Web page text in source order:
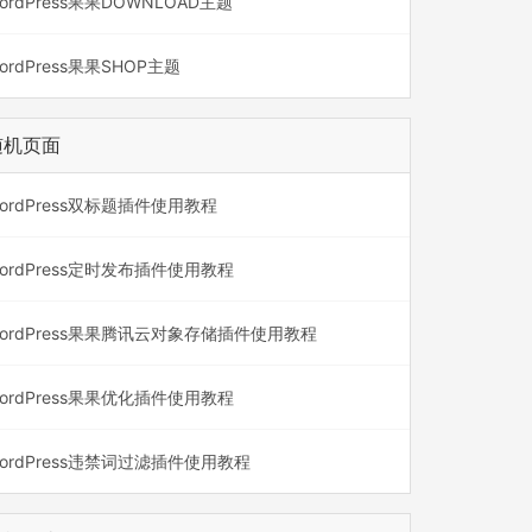
果果SHOP主题
页面
双标题插件使用教程
定时发布插件使用教程
果果腾讯云对象存储插件使用教程
果果优化插件使用教程
违禁词过滤插件使用教程